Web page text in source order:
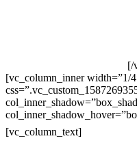
[/
[vc_column_inner width=”1/
[vc_column_text]